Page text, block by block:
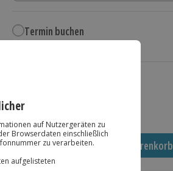
Termin buchen
Aktuell an 1 Ort verfügbar
zzgl. Versand
In den Warenkorb